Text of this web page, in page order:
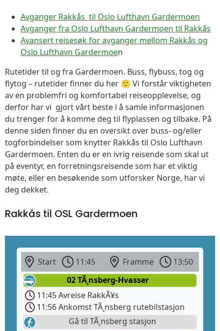
Avganger Rakkås til Oslo Lufthavn Gardermoen
Avganger fra Oslo Lufthavn Gardermoen til Rakkås
Avansert reisesøk for avganger mellom Rakkås og
Oslo Lufthavn Gardermoen
Rutetider til og fra Gardermoen. Buss, flybuss, tog og
flytog – rutetider finner du her 🙂 Vi forstår viktigheten
av en problemfri og komfortabel reiseopplevelse, og
derfor har vi gjort vårt beste i å samle informasjonen
du trenger for å komme deg til flyplassen og tilbake. På
denne siden finner du en oversikt over buss- og/eller
togforbindelser som knytter Rakkås til Oslo Lufthavn
Gardermoen. Enten du er en ivrig reisende som skal ut
på eventyr, en forretningsreisende som har et viktig
møte, eller en besøkende som utforsker Norge, har vi
deg dekket.
Rakkås til OSL Gardermoen
Start 11:45 Framme
13:50
02 TÃ¸nsberg-Hvasser
11:45 Avreise RakkÃ¥s
11:56 Ankomst TÃ¸nsberg rutebilstasjon
Gå til TÃ¸nsberg stasjon